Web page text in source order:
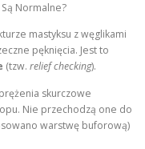
Są Normalne?
mastyksu z węglikami
pęknięcia. Jest to
(tzw. relief checking).
skurczowe
Nie przechodzą one do
warstwę buforową)